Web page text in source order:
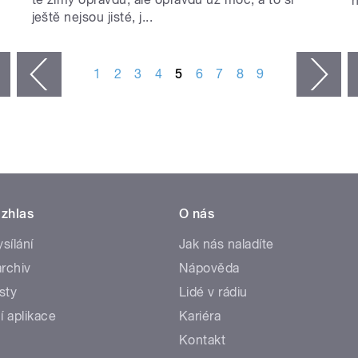
ještě nejsou jisté, j...
1 2 3 4 5 6 7 8 9
aplikace
O nás
Jak nás naladíte
Nápověda
Lidé v rádiu
Kariéra
Kontakt